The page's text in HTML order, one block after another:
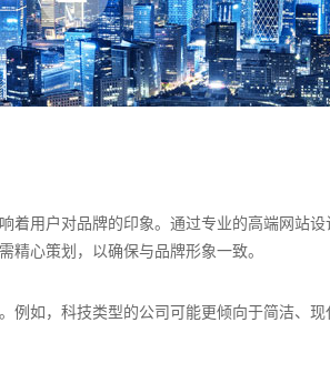
着用户对品牌的印象。通过专业的高端网站
心策划，以确保与品牌形象一致。
例如，科技类型的公司可能更倾向于简洁、